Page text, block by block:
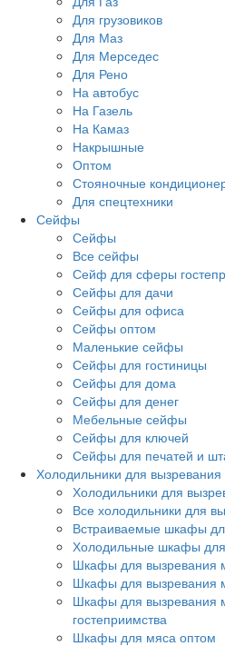
Для грузовиков
Для Маз
Для Мерседес
Для Рено
На автобус
На Газель
На Камаз
Накрышные
Оптом
Стояночные
Для спецтехники
Сейфы
Сейфы
Все сейфы
Сейф для сферы
Сейфы для дачи
Сейфы для офиса
Сейфы оптом
Маленькие сейфы
Сейфы для гостиницы
Сейфы для дома
Сейфы для денег
Мебельные сейфы
Сейфы для ключей
Сейфы для печатей и
Холодильники для
Холодильники для
Все холодильники для
Встраиваемые шкафы
Холодильные шкафы
Шкафы для вызревания
Шкафы для вызревания
Шкафы для вызревания
гостеприимства
Шкафы для мяса оптом